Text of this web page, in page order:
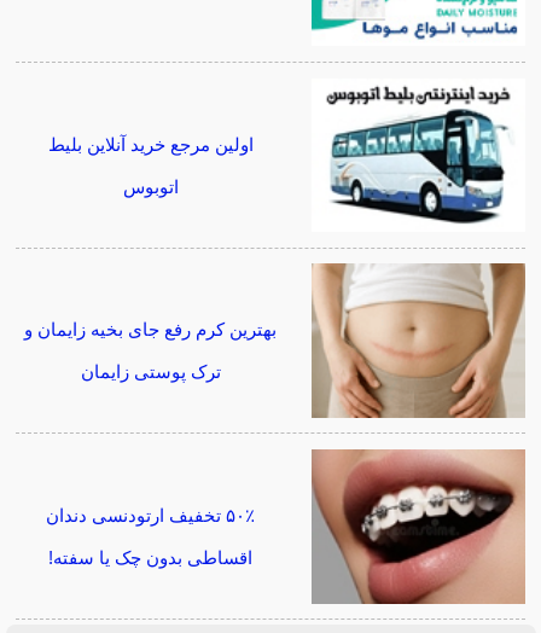
اولین مرجع خرید آنلاین بلیط
اتوبوس
بهترین کرم رفع جای بخیه زایمان و
ترک پوستی زایمان
۵۰٪ تخفیف ارتودنسی دندان
اقساطی بدون چک یا سفته!